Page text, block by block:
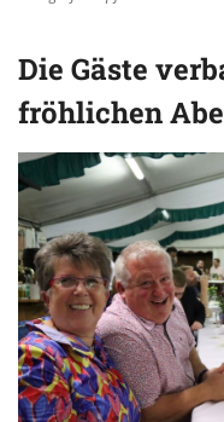
Die Gäste
fröhlichen